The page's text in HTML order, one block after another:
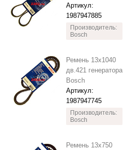
Артикул:
1987947885
Производитель:
Bosch
Ремень 13x1040
дв.421 генератора
Bosch
Артикул:
1987947745
Производитель:
Bosch
Ремень 13x750